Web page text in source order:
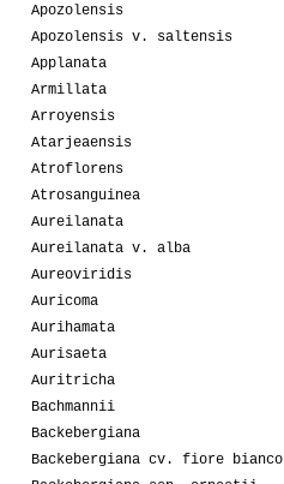
Apozolensis
Apozolensis v. saltensis
Applanata
Armillata
Arroyensis
Atarjeaensis
Atroflorens
Atrosanguinea
Aureilanata
Aureilanata v. alba
Aureoviridis
Auricoma
Aurihamata
Aurisaeta
Auritricha
Bachmannii
Backebergiana
Backebergiana cv. fiore bianco